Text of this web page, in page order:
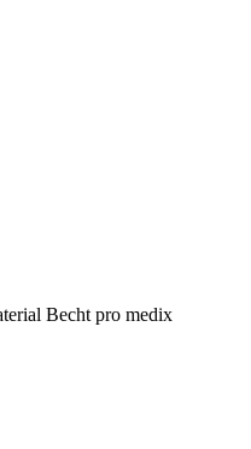
Becht pro medix